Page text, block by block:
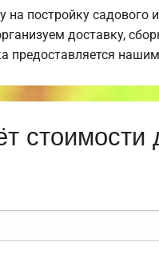
постройку садового
доставку,
предоставляется
стоимости